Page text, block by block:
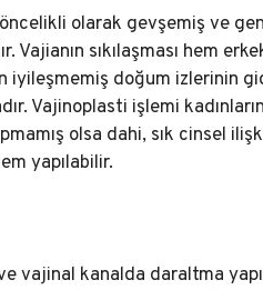
öncelikli olarak gevşemiş ve
sıkılaşması hem
iyileşmemiş doğum izlerinin
Vajinoplasti işlemi
olsa dahi, sık cinsel
yapılabilir.
vajinal kanalda daraltma